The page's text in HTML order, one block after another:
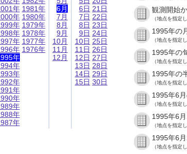
年
年
年
年
年
年
年
年
年
年
年
年
年
年
年
1981年
1980年
1979年
1978年
1977年
1976年
6月
7月
8月
9月
10月
11月
12月
6日
7日
8日
9日
10日
11日
12日
13日
14日
15日
21日
22日
23日
24日
25日
26日
27日
28日
29日
30日
観測開始
（地点を指定
1995年の
（地点を指定
1995年の
（地点を指定
1995年の
（地点を指定
1995年6
（地点を指定
1995年6
（地点を指定
1995年6
（地点を指定